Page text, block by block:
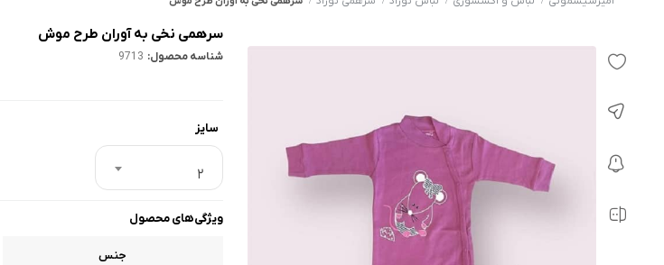
پواربینی
مسواک و خمیر دندان کودک
تب سنج نوزاد و کودک
رابط و پد سینه
لوازم حمام نوزاد
لوازم اتاق نوزاد و کودک
اسباب بازی دخترانه و پسرانه
سرهمی نخی به آوران طرح موش
شناسه محصول: 9713
سایز
2
ویژگی‌های محصول
جنس